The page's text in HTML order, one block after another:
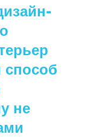
способ
не